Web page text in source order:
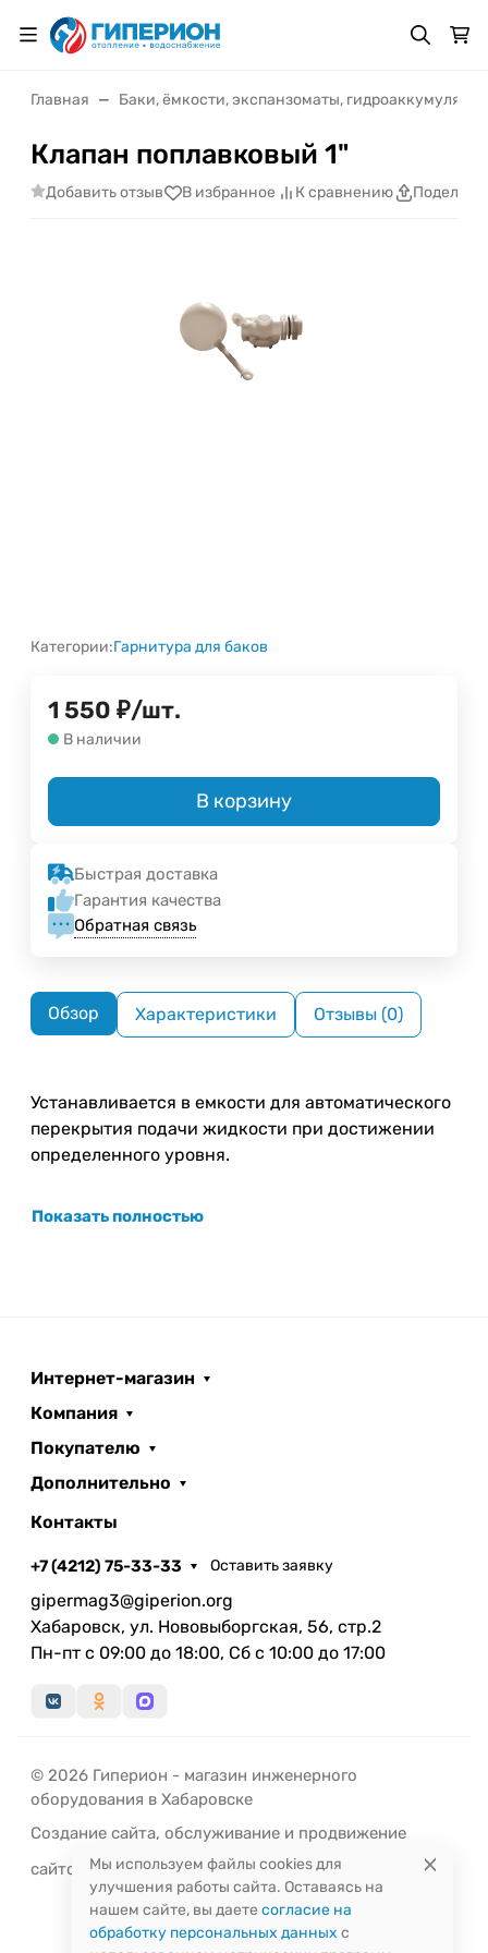
Главная Баки, ёмкости, экспанзоматы,
Клапан поплавковый 1"
Добавить отзыв В избранное К сравнению
Категории:Гарнитура для баков
1 550 ₽/шт.
В наличии
В корзину
Быстрая доставка
Гарантия качества
Обратная связь
Обзор Характеристики Отзывы (0)
Устанавливается в емкости для автоматического
перекрытия подачи жидкости при достижении
определенного уровня.
Показать полностью
Интернет-магазин
Компания
Покупателю
Дополнительно
Контакты
+7 (4212) 75-33-33 Оставить заявку
gipermag3@giperion.org
Хабаровск, ул. Нововыборгская, 56, стр.2
Пн-пт с 09:00 до 18:00, Сб с 10:00 до 17:00
© 2026 Гиперион - магазин инженерного
оборудования в Хабаровске
Создание сайта, обслуживание и продвижение
сайтов
-РЭДЛАЙН
Мы используем файлы cookies для
улучшения работы сайта. Оставаясь на
нашем сайте, вы даете согласие на
обработку персональных данных с